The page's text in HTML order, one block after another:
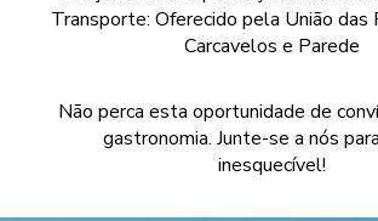
Transporte: Oferecido pela União das
Carcavelos e Parede
Não perca esta oportunidade de
gastronomia. Junte-se a nós
inesquecível!